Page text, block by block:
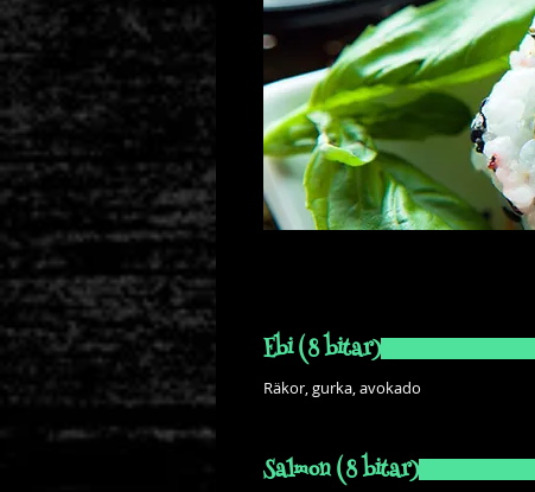
Ebi (8 bitar)
Räkor, gurka, avokado
Salmon (8 bitar)